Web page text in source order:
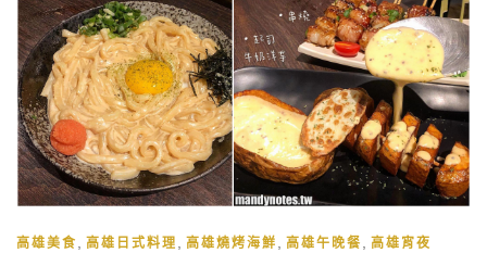
高雄美食 , 高雄日式料理 , 高雄燒烤海鮮 , 高雄午晚餐 , 高雄宵夜